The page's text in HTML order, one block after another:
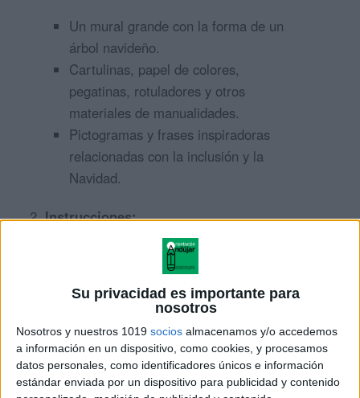
Su privacidad es importante para
nosotros
Nosotros y nuestros 1019 socios almacenamos y/o accedemos
a información en un dispositivo, como cookies, y procesamos
datos personales, como identificadores únicos e información
estándar enviada por un dispositivo para publicidad y contenido
Un mural grande con la forma de un
árbol navideño.
Cartulinas, papel de colores,
pegatinas, rotuladores y otros
materiales de manualidades.
Pictogramas y frases inspiradoras
relacionadas con la inclusión y la
Navidad.
Instrucciones:
Cada participante crea un adorno
que simbolice la inclusión o sus
deseos para una sociedad más
igualitaria.
Los adornos pueden incluir
pictogramas, mensajes escritos o
ilustraciones.